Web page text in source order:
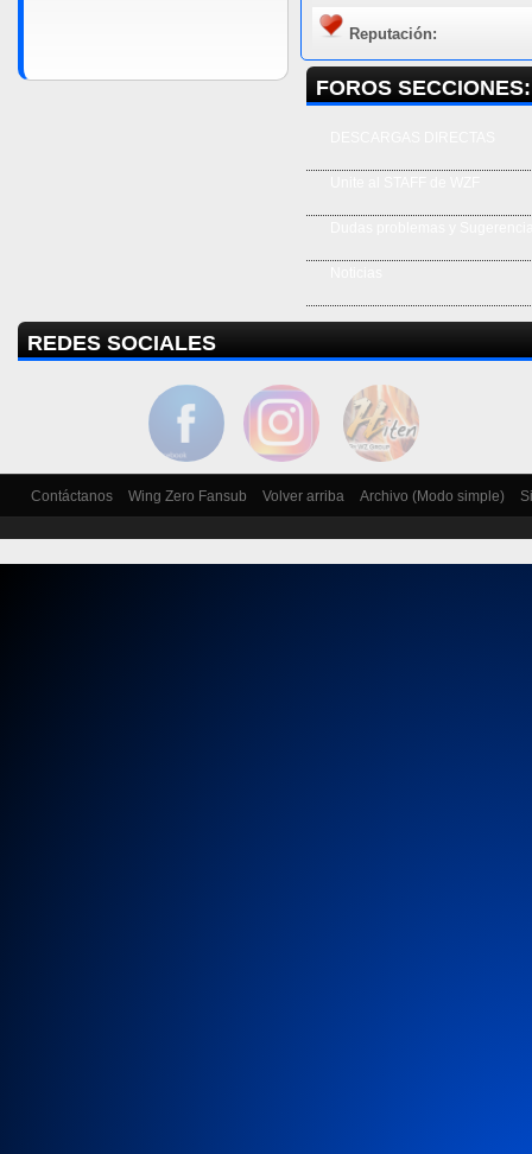
Reputación:
FOROS SECCIONES:
REDES SOCIALES
Contáctanos Wing Zero Fansub Volver arriba Archivo (Modo simple)